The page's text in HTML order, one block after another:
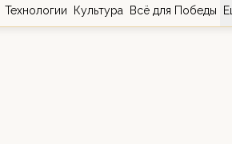
Технологии Культура Всё для Победы